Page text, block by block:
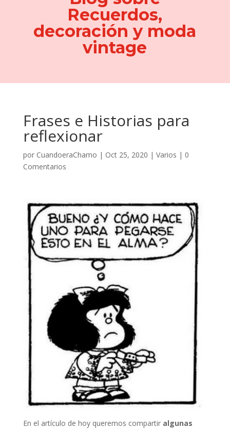
Recuerdos,
decoración y moda
vintage
Frases e Historias para
reflexionar
por CuandoeraChamo | Oct 25, 2020 | Varios | 0
Comentarios
En el artículo de hoy queremos compartir algunas